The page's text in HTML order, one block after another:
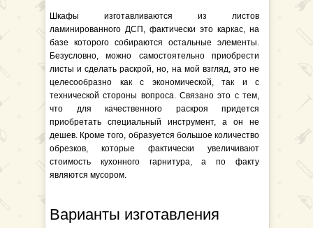
Шкафы изготавливаются из листов
ламинированного ДСП, фактически это каркас, на
базе которого собираются остальные элементы.
Безусловно, можно самостоятельно приобрести
листы и сделать раскрой, но, на мой взгляд, это не
целесообразно как с экономической, так и с
технической стороны вопроса. Связано это с тем,
что для качественного раскроя придется
приобретать специальный инструмент, а он не
дешев. Кроме того, образуется большое количество
обрезков, которые фактически увеличивают
стоимость кухонного гарнитура, а по факту
являются мусором.
Варианты изготавления